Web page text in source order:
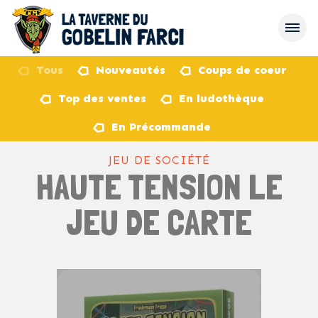
Tous Nouveautés Coups de coeur
Top des ventes En ludothèque
En Précommande
JEU DE SOCIÉTÉ
HAUTE TENSION LE
JEU DE CARTE